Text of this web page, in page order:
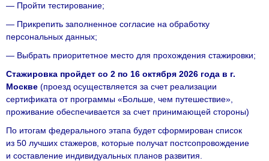
— Пройти тестирование;
— Прикрепить заполненное согласие на обработку
персональных данных;
— Выбрать приоритетное место для прохождения стажировки;
Стажировка пройдет со 2 по 16 октября 2026 года в г.
Москве (проезд осуществляется за счет реализации
сертификата от программы «Больше, чем путешествие»,
проживание обеспечивается за счет принимающей стороны)
По итогам федерального этапа будет сформирован список
из 50 лучших стажеров, которые получат постсопровождение
и составление индивидуальных планов развития.